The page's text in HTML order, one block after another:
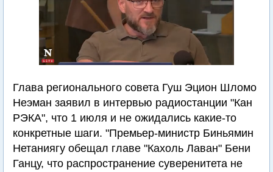
Глава регионального совета Гуш Эцион Шломо
Неэман заявил в интервью радиостанции "Кан
РЭКА", что 1 июля и не ожидались какие-то
конкретные шаги. "Премьер-министр Биньямин
Нетаниягу обещал главе "Кахоль Лаван" Бени
Ганцу, что распространение суверенитета не